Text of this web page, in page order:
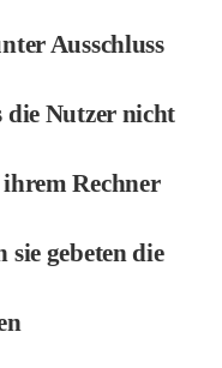
Ausschluss
die Nutzer nicht
Rechner
sie gebeten die